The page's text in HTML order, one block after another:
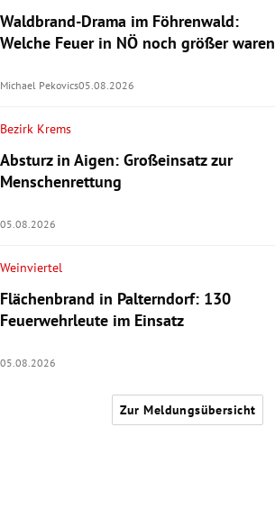
Waldbrand-Drama im Föhrenwald:
Welche Feuer in NÖ noch größer waren
Michael Pekovics05.08.2026
Bezirk Krems
Absturz in Aigen: Großeinsatz zur
Menschenrettung
05.08.2026
Weinviertel
Flächenbrand in Palterndorf: 130
Feuerwehrleute im Einsatz
05.08.2026
Zur Meldungsübersicht